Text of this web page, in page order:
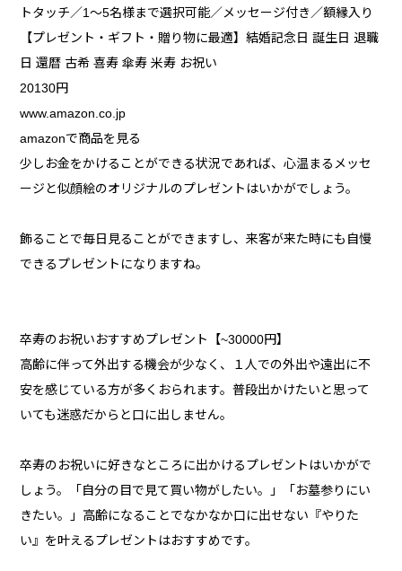
トタッチ／1～5名様まで選択可能／メッセージ付き／額縁入り
【プレゼント・ギフト・贈り物に最適】結婚記念日 誕生日 退職
日 還暦 古希 喜寿 傘寿 米寿 お祝い
20130円
www.amazon.co.jp
amazonで商品を見る
少しお金をかけることができる状況であれば、心温まるメッセ
ージと似顔絵のオリジナルのプレゼントはいかがでしょう。
飾ることで毎日見ることができますし、来客が来た時にも自慢
できるプレゼントになりますね。
卒寿のお祝いおすすめプレゼント【~30000円】
高齢に伴って外出する機会が少なく、１人での外出や遠出に不
安を感じている方が多くおられます。普段出かけたいと思って
いても迷惑だからと口に出しません。
卒寿のお祝いに好きなところに出かけるプレゼントはいかがで
しょう。「自分の目で見て買い物がしたい。」「お墓参りにい
きたい。」高齢になることでなかなか口に出せない『やりた
い』を叶えるプレゼントはおすすめです。